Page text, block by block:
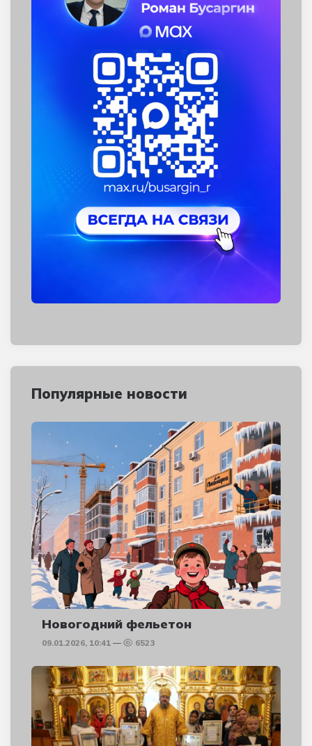
Популярные новости
Новогодний фельетон
09.01.2026, 10:41 6523